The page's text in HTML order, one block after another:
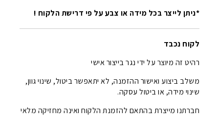
*ניתן לייצר בכל מידה או צבע על פי דרישת הלקוח !
לקוח נכבד
רהיט זה מיוצר על ידי נגר בייצור אישי
משלב ביצוע ואישור ההזמנה, לא יתאפשר ביטול, שינוי גוון,
שינוי מידה, או ביטול עסקה.
חברתנו מייצרת בהתאם להזמנת הלקוח ואינה מחזיקה מלאי